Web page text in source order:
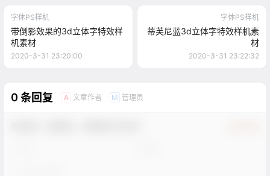
字体PS样机
带倒影效果的3d立体字特效样
机素材
2020-3-31 23:20:00
字体PS样机
蒂芙尼蓝3d立体字特效样机素
材
2020-3-31 23:22:32
0 条回复 A 文章作者 M 管理员